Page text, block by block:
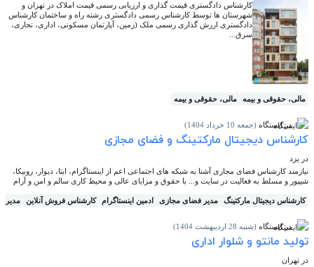
کارشناس دادگستری قیمت گذاری و ارزیابی رسمی قیمت املاک در تهران و
شهرستان ها توسط کارشناس رسمی دادگستری رشته راه و ساختمان کارشناس
دادگستری ارزش گذاری رسمی ملک (زمین، آپارتمان مسکونی، اداری، تجاری،
سرق...
مالی، حقوقی و بیمه مالی، حقوقی و بیمه
در ایستگاه (جمعه 10 خرداد 1404)
کارشناس دیجیتال مارکتینگ و فضای مجازی
در یزد
نیازمند کارشناس فضای مجاری آشنا به شبکه های اجتماعی اعم از اینستاگرام، ایتا، دیوار، روبیکا،
شیپور و مسلط به فعالیت در سایت و... با حقوق و مزایای عالی و محیط کاری سالم و امن و آرام
کارشناس دیجیتال مارکتینگ مدیر فضای مجازی ادمین اینستاگرام کارشناس فروش آنلاین مدیر
در ایستگاه (شنبه 28 اردیبهشت 1404)
تولید مانتو و شلوار اداری
در تهران